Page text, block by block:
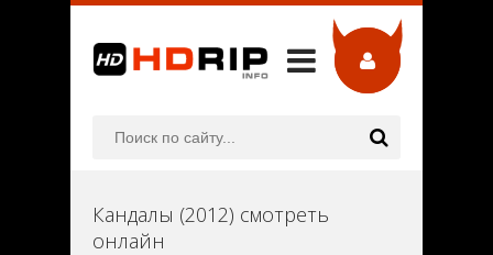
Кандалы (2012) смотреть
онлайн